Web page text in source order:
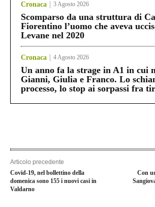
Cronaca 3 Agosto 2026
Scomparso da una struttura di
Fiorentino l’uomo che aveva
Levane nel 2020
Cronaca 4 Agosto 2026
Un anno fa la strage in A1 in cui
Gianni, Giulia e Franco. Lo
processo, lo stop ai sorpassi fra
Articolo precedente
Covid-19, nel bollettino della
domenica sono 155 i nuovi casi in
Valdarno
Con